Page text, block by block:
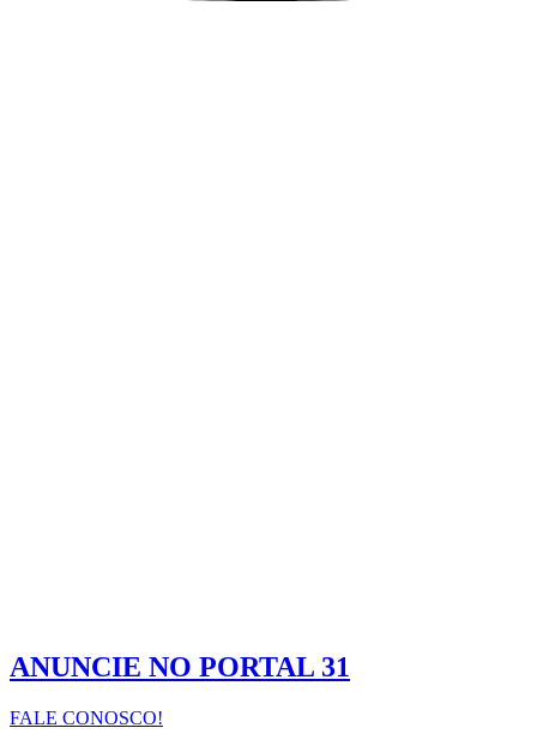
ANUNCIE NO PORTAL 31
FALE CONOSCO!